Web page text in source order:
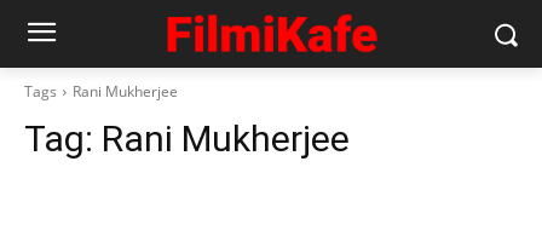
Tags Rani Mukherjee
Tag: Rani Mukherjee